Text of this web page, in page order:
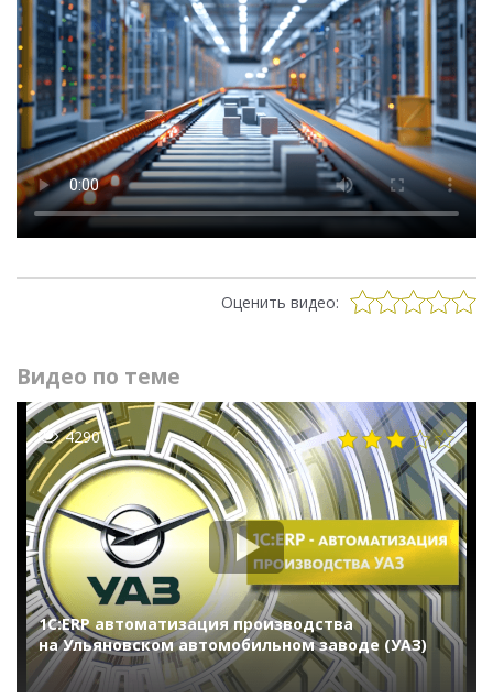
Оценить видео:
Видео по теме
4290
1С:ERP автоматизация производства
на Ульяновском автомобильном заводе (УАЗ)